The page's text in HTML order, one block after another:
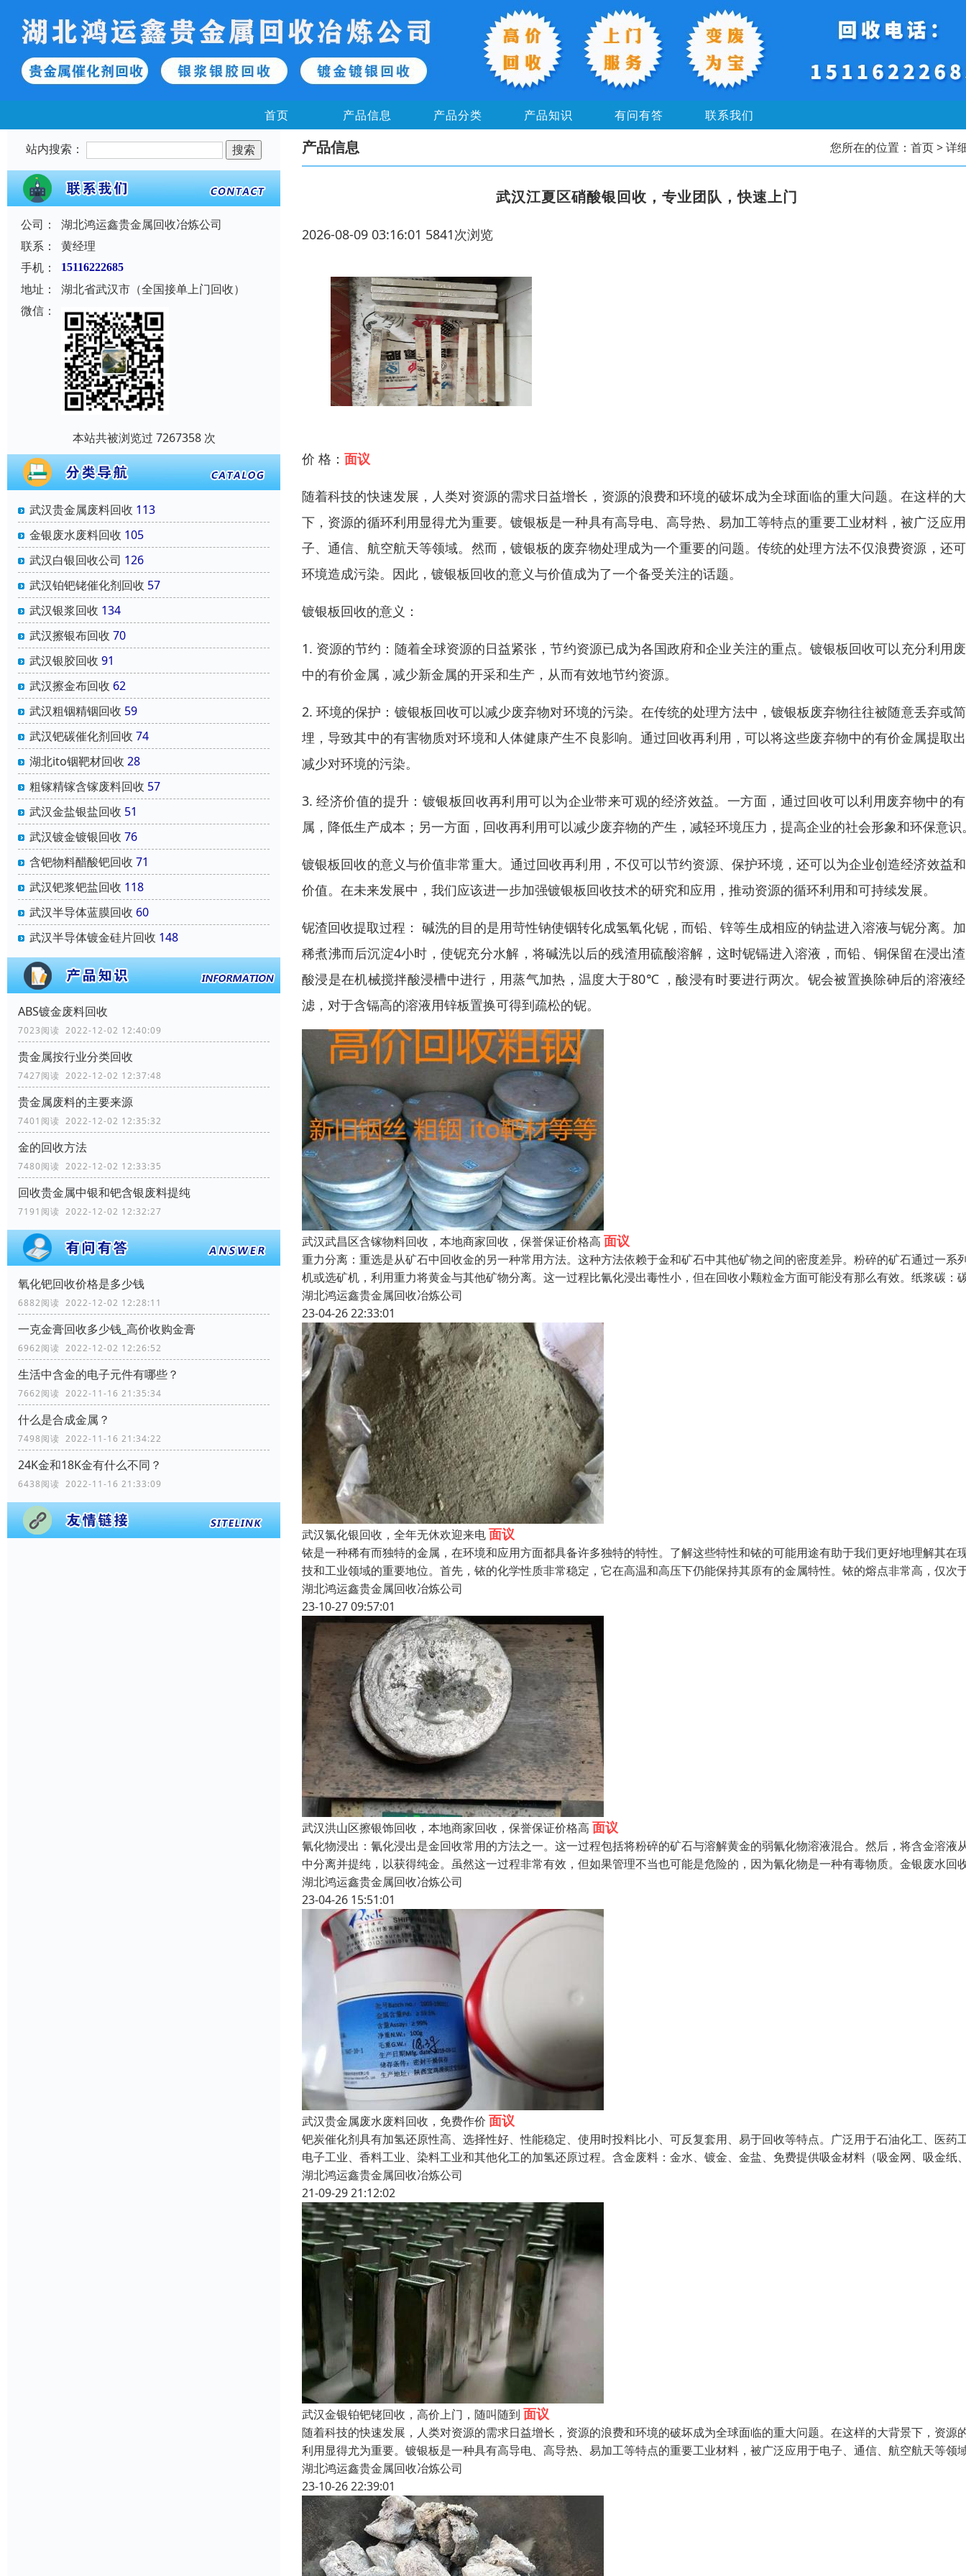
首页 产品信息 产品分类 产品知识 有问有答 联系我们
站内搜索：
公司：
湖北鸿运鑫贵金属回收冶炼公司
联系：
黄经理
手机：
15116222685
地址：
湖北省武汉市（全国接单上门回收）
微信：
本站共被浏览过 7267358 次
武汉贵金属废料回收 113
金银废水废料回收 105
武汉白银回收公司 126
武汉铂钯铑催化剂回收 57
武汉银浆回收 134
武汉擦银布回收 70
武汉银胶回收 91
武汉擦金布回收 62
武汉粗铟精铟回收 59
武汉钯碳催化剂回收 74
湖北ito铟靶材回收 28
粗镓精镓含镓废料回收 57
武汉金盐银盐回收 51
武汉镀金镀银回收 76
含钯物料醋酸钯回收 71
武汉钯浆钯盐回收 118
武汉半导体蓝膜回收 60
武汉半导体镀金硅片回收 148
ABS镀金废料回收
7023阅读 2022-12-02 12:40:09
贵金属按行业分类回收
7427阅读 2022-12-02 12:37:48
贵金属废料的主要来源
7401阅读 2022-12-02 12:35:32
金的回收方法
7480阅读 2022-12-02 12:33:35
回收贵金属中银和钯含银废料提纯
7191阅读 2022-12-02 12:32:27
氧化钯回收价格是多少钱
6882阅读 2022-12-02 12:28:11
一克金膏回收多少钱_高价收购金膏
6962阅读 2022-12-02 12:26:52
生活中含金的电子元件有哪些？
7662阅读 2022-11-16 21:35:34
什么是合成金属？
7498阅读 2022-11-16 21:34:22
24K金和18K金有什么不同？
6438阅读 2022-11-16 21:33:09
产品信息 您所在的位置： 首页> 详
武汉江夏区硝酸银回收，专业团队，快速上门
2026-08-09 03:16:01 5841次浏览
价 格： 面议
随着科技的快速发展，人类对资源的需求日益增长，资源的浪费和环境的破坏成为全球面临的重大问题。在这样的
下，资源的循环利用显得尤为重要。镀银板是一种具有高导电、高导热、易加工等特点的重要工业材料，被广泛应
子、通信、航空航天等领域。然而，镀银板的废弃物处理成为一个重要的问题。传统的处理方法不仅浪费资源，还
环境造成污染。因此，镀银板回收的意义与价值成为了一个备受关注的话题。
镀银板回收的意义：
1. 资源的节约：随着全球资源的日益紧张，节约资源已成为各国政府和企业关注的重点。镀银板回收可以充分利用
中的有价金属，减少新金属的开采和生产，从而有效地节约资源。
2. 环境的保护：镀银板回收可以减少废弃物对环境的污染。在传统的处理方法中，镀银板废弃物往往被随意丢弃或
埋，导致其中的有害物质对环境和人体健康产生不良影响。通过回收再利用，可以将这些废弃物中的有价金属提取
减少对环境的污染。
3. 经济价值的提升：镀银板回收再利用可以为企业带来可观的经济效益。一方面，通过回收可以利用废弃物中的
属，降低生产成本；另一方面，回收再利用可以减少废弃物的产生，减轻环境压力，提高企业的社会形象和环保意识
镀银板回收的意义与价值非常重大。通过回收再利用，不仅可以节约资源、保护环境，还可以为企业创造经济效益
价值。在未来发展中，我们应该进一步加强镀银板回收技术的研究和应用，推动资源的循环利用和可持续发展。
铌渣回收提取过程： 碱洗的目的是用苛性钠使铟转化成氢氧化铌，而铅、锌等生成相应的钠盐进入溶液与铌分离。
稀煮沸而后沉淀4小时，使铌充分水解，将碱洗以后的残渣用硫酸溶解，这时铌镉进入溶液，而铅、铜保留在浸出
酸浸是在机械搅拌酸浸槽中进行，用蒸气加热，温度大于80℃ ，酸浸有时要进行两次。铌会被置换除砷后的溶液
滤，对于含镉高的溶液用锌板置换可得到疏松的铌。
武汉武昌区含镓物料回收，本地商家回收，保誉保证价格高 面议
重力分离：重选是从矿石中回收金的另一种常用方法。这种方法依赖于金和矿石中其他矿物之间的密度差异。粉碎的矿石通过一系
机或选矿机，利用重力将黄金与其他矿物分离。这一过程比氰化浸出毒性小，但在回收小颗粒金方面可能没有那么有效。纸浆碳：
湖北鸿运鑫贵金属回收冶炼公司
23-04-26 22:33:01
武汉氯化银回收，全年无休欢迎来电面议
铱是一种稀有而独特的金属，在环境和应用方面都具备许多独特的特性。了解这些特性和铱的可能用途有助于我们更好地理解其在
技和工业领域的重要地位。首先，铱的化学性质非常稳定，它在高温和高压下仍能保持其原有的金属特性。铱的熔点非常高，仅次
湖北鸿运鑫贵金属回收冶炼公司
23-10-27 09:57:01
武汉洪山区擦银饰回收，本地商家回收，保誉保证价格高 面议
氰化物浸出：氰化浸出是金回收常用的方法之一。这一过程包括将粉碎的矿石与溶解黄金的弱氰化物溶液混合。然后，将含金溶液
中分离并提纯，以获得纯金。虽然这一过程非常有效，但如果管理不当也可能是危险的，因为氰化物是一种有毒物质。金银废水回
湖北鸿运鑫贵金属回收冶炼公司
23-04-26 15:51:01
武汉贵金属废水废料回收，免费作价 面议
钯炭催化剂具有加氢还原性高、选择性好、性能稳定、使用时投料比小、可反复套用、易于回收等特点。广泛用于石油化工、医药
电子工业、香料工业、染料工业和其他化工的加氢还原过程。含金废料：金水、镀金、金盐、免费提供吸金材料（吸金网、吸金纸
湖北鸿运鑫贵金属回收冶炼公司
21-09-29 21:12:02
武汉金银铂钯铑回收，高价上门，随叫随到 面议
随着科技的快速发展，人类对资源的需求日益增长，资源的浪费和环境的破坏成为全球面临的重大问题。在这样的大背景下，资源
利用显得尤为重要。镀银板是一种具有高导电、高导热、易加工等特点的重要工业材料，被广泛应用于电子、通信、航空航天等领
湖北鸿运鑫贵金属回收冶炼公司
23-10-26 22:39:01